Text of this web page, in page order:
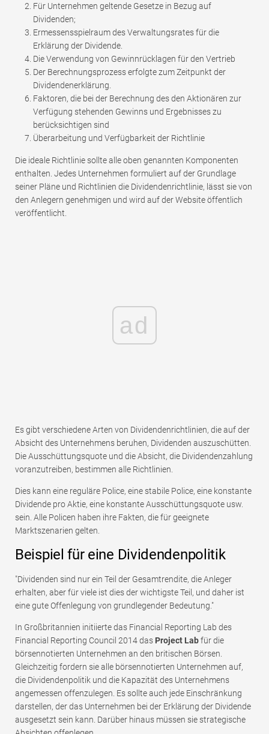
Für Unternehmen geltende Gesetze in Bezug auf
Dividenden;
Ermessensspielraum des Verwaltungsrates für die
Erklärung der Dividende.
Die Verwendung von Gewinnrücklagen für den Vertrieb
Der Berechnungsprozess erfolgte zum Zeitpunkt der
Dividendenerklärung.
Faktoren, die bei der Berechnung des den Aktionären zur
Verfügung stehenden Gewinns und Ergebnisses zu
berücksichtigen sind
Überarbeitung und Verfügbarkeit der Richtlinie
Die ideale Richtlinie sollte alle oben genannten Komponenten
enthalten. Jedes Unternehmen formuliert auf der Grundlage
seiner Pläne und Richtlinien die Dividendenrichtlinie, lässt sie von
den Anlegern genehmigen und wird auf der Website öffentlich
veröffentlicht.
ad
Es gibt verschiedene Arten von Dividendenrichtlinien, die auf der
Absicht des Unternehmens beruhen, Dividenden auszuschütten.
Die Ausschüttungsquote und die Absicht, die Dividendenzahlung
voranzutreiben, bestimmen alle Richtlinien.
Dies kann eine reguläre Police, eine stabile Police, eine konstante
Dividende pro Aktie, eine konstante Ausschüttungsquote usw.
sein. Alle Policen haben ihre Fakten, die für geeignete
Marktszenarien gelten.
Beispiel für eine Dividendenpolitik
"Dividenden sind nur ein Teil der Gesamtrendite, die Anleger
erhalten, aber für viele ist dies der wichtigste Teil, und daher ist
eine gute Offenlegung von grundlegender Bedeutung."
In Großbritannien initiierte das Financial Reporting Lab des
Financial Reporting Council 2014 das Project Labfür die
börsennotierten Unternehmen an den britischen Börsen.
Gleichzeitig fordern sie alle börsennotierten Unternehmen auf,
die Dividendenpolitik und die Kapazität des Unternehmens
angemessen offenzulegen. Es sollte auch jede Einschränkung
darstellen, der das Unternehmen bei der Erklärung der Dividende
ausgesetzt sein kann. Darüber hinaus müssen sie strategische